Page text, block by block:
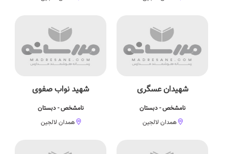
شهیدان عسگری
نامشخص - دبستان
همدان لالجین
شهید نواب صفوی
نامشخص - دبستان
همدان لالجین